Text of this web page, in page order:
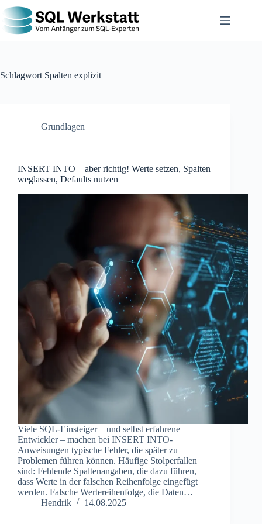
Schlagwort Spalten explizit
Grundlagen
INSERT INTO – aber richtig! Werte setzen, Spalten
weglassen, Defaults nutzen
Viele SQL-Einsteiger – und selbst erfahrene
Entwickler – machen bei INSERT INTO-
Anweisungen typische Fehler, die später zu
Problemen führen können. Häufige Stolperfallen
sind: Fehlende Spaltenangaben, die dazu führen,
dass Werte in der falschen Reihenfolge eingefügt
werden. Falsche Wertereihenfolge, die Daten…
Hendrik
14.08.2025